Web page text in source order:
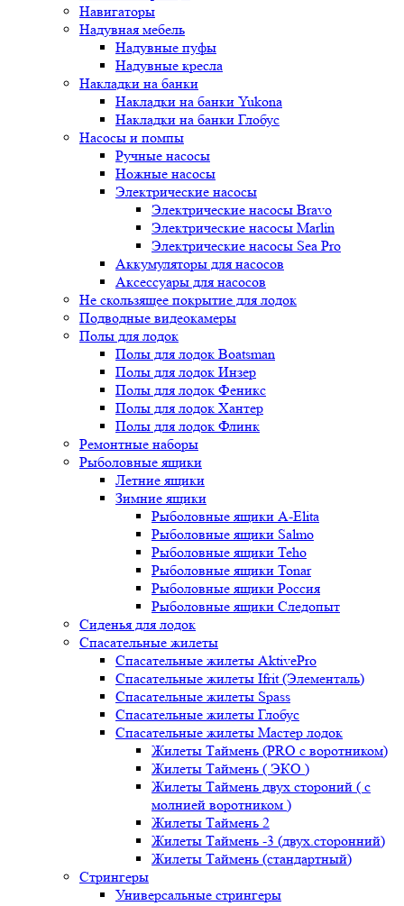
Навигаторы
Надувная мебель
Надувные пуфы
Надувные кресла
Накладки на банки
Накладки на банки Yukona
Накладки на банки Глобус
Насосы и помпы
Ручные насосы
Ножные насосы
Электрические насосы
Электрические насосы Bravo
Электрические насосы Marlin
Электрические насосы Sea Pro
Аккумуляторы для насосов
Аксессуары для насосов
Не скользящее покрытие для лодок
Подводные видеокамеры
Полы для лодок
Полы для лодок Boatsman
Полы для лодок Инзер
Полы для лодок Феникс
Полы для лодок Хантер
Полы для лодок Флинк
Ремонтные наборы
Рыболовные ящики
Летние ящики
Зимние ящики
Рыболовные ящики A-Elita
Рыболовные ящики Salmo
Рыболовные ящики Teho
Рыболовные ящики Tonar
Рыболовные ящики Россия
Рыболовные ящики Следопыт
Сиденья для лодок
Спасательные жилеты
Спасательные жилеты AktivePro
Спасательные жилеты Ifrit (Элементаль)
Спасательные жилеты Spass
Спасательные жилеты Глобус
Спасательные жилеты Мастер лодок
Жилеты Таймень (PRO c воротником)
Жилеты Таймень ( ЭКО )
Жилеты Таймень двух стороний ( с
молнией воротником )
Жилеты Таймень 2
Жилеты Таймень -3 (двух.сторонний)
Жилеты Таймень (стандартный)
Стрингеры
Универсальные стрингеры